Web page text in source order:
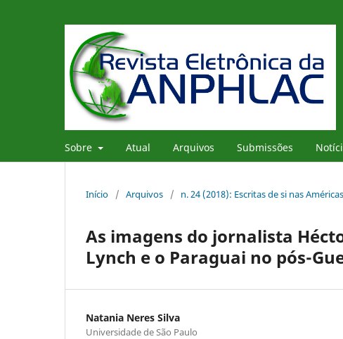
Sobre Atual Arquivos Submissões
Início / Arquivos / n. 24 (2018): Escritas de si nas Américas
As imagens do jornalista
Lynch e o Paraguai no pós-
Natania Neres Silva
Universidade de São Paulo